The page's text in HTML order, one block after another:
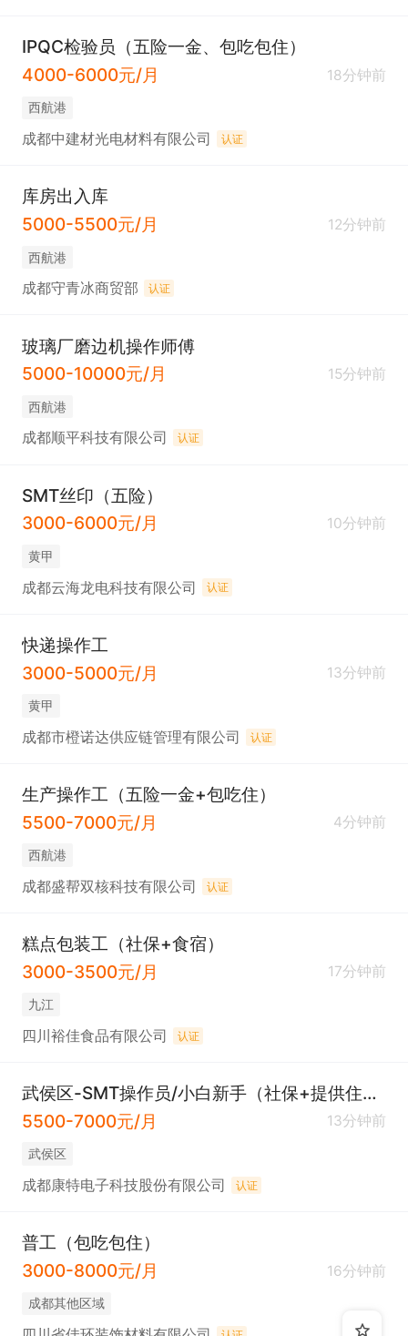
IPQC检验员（五险一金、包吃包住）
4000-6000元/月
18分钟前
西航港
成都中建材光电材料有限公司 认证
库房出入库
5000-5500元/月
12分钟前
西航港
成都守青冰商贸部 认证
玻璃厂磨边机操作师傅
5000-10000元/月
15分钟前
西航港
成都顺平科技有限公司 认证
SMT丝印（五险）
3000-6000元/月
10分钟前
黄甲
成都云海龙电科技有限公司 认证
快递操作工
3000-5000元/月
13分钟前
黄甲
成都市橙诺达供应链管理有限公司 认证
生产操作工（五险一金+包吃住）
5500-7000元/月
4分钟前
西航港
成都盛帮双核科技有限公司 认证
糕点包装工（社保+食宿）
3000-3500元/月
17分钟前
九江
四川裕佳食品有限公司 认证
武侯区-SMT操作员/小白新手（社保+提供住宿+公积金+餐补）
5500-7000元/月
13分钟前
武侯区
成都康特电子科技股份有限公司 认证
普工（包吃包住）
3000-8000元/月
16分钟前
成都其他区域